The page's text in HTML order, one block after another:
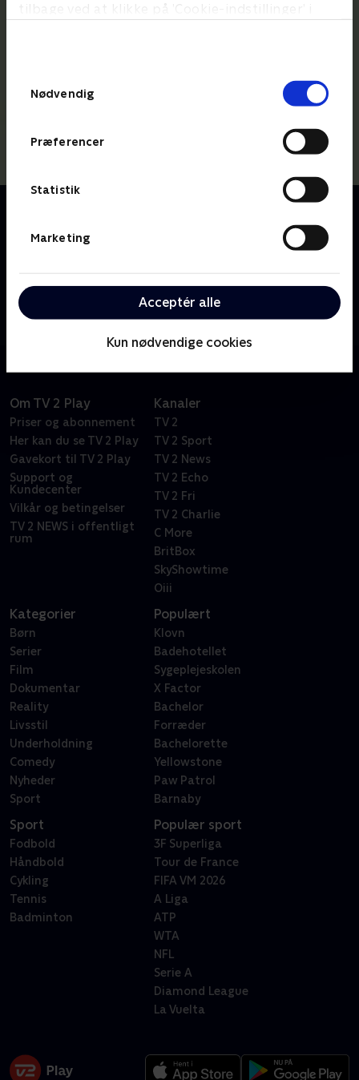
tilbage ved at klikke på ’Cookie-indstillinger’ i
Nødvendig
Præferencer
Statistik
Marketing
Acceptér alle
Kun nødvendige cookies
Den lille prinsesse bor på slottet sammen med sine
forældre, kongen og dronningen. Prinsessen har
enorme nysgerrighed fører næsten altid ballade med
sig. Hun bliver umulig, når hun ikke får sin vilje, men
hvem kan stå for det søde prinsessesmil?
Om TV 2 Play
Priser og abonnement
Her kan du se TV 2 Play
Gavekort til TV 2 Play
Support og
Kundecenter
Vilkår og betingelser
TV 2 NEWS i offentligt
rum
Kanaler
TV 2
TV 2 Sport
TV 2 News
TV 2 Echo
TV 2 Fri
TV 2 Charlie
C More
BritBox
SkyShowtime
Oiii
Kategorier
Børn
Serier
Film
Dokumentar
Reality
Livsstil
Underholdning
Comedy
Nyheder
Sport
Populært
Klovn
Badehotellet
Sygeplejeskolen
X Factor
Bachelor
Forræder
Bachelorette
Yellowstone
Paw Patrol
Barnaby
Sport
Fodbold
Håndbold
Cykling
Tennis
Badminton
Populær sport
3F Superliga
Tour de France
FIFA VM 2026
A Liga
ATP
WTA
NFL
Serie A
Diamond League
La Vuelta